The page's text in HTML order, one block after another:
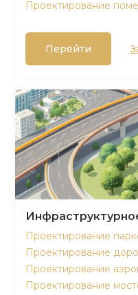
Проектирование
Перейти
Проектирование
Проектирование
Проектирование
Проектирование